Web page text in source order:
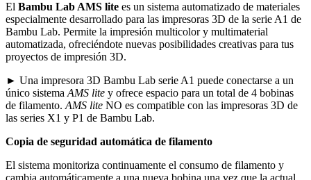
El Bambu Lab AMS lite es un sistema automatizado de materiales
especialmente desarrollado para las impresoras 3D de la serie A1 de
Bambu Lab. Permite la impresión multicolor y multimaterial
automatizada, ofreciéndote nuevas posibilidades creativas para tus
proyectos de impresión 3D.
► Una impresora 3D Bambu Lab serie A1 puede conectarse a un
único sistema AMS lite y ofrece espacio para un total de 4 bobinas
de filamento. AMS lite NO es compatible con las impresoras 3D de
las series X1 y P1 de Bambu Lab.
Copia de seguridad automática de filamento
El sistema monitoriza continuamente el consumo de filamento y
cambia automáticamente a una nueva bobina una vez que la actual